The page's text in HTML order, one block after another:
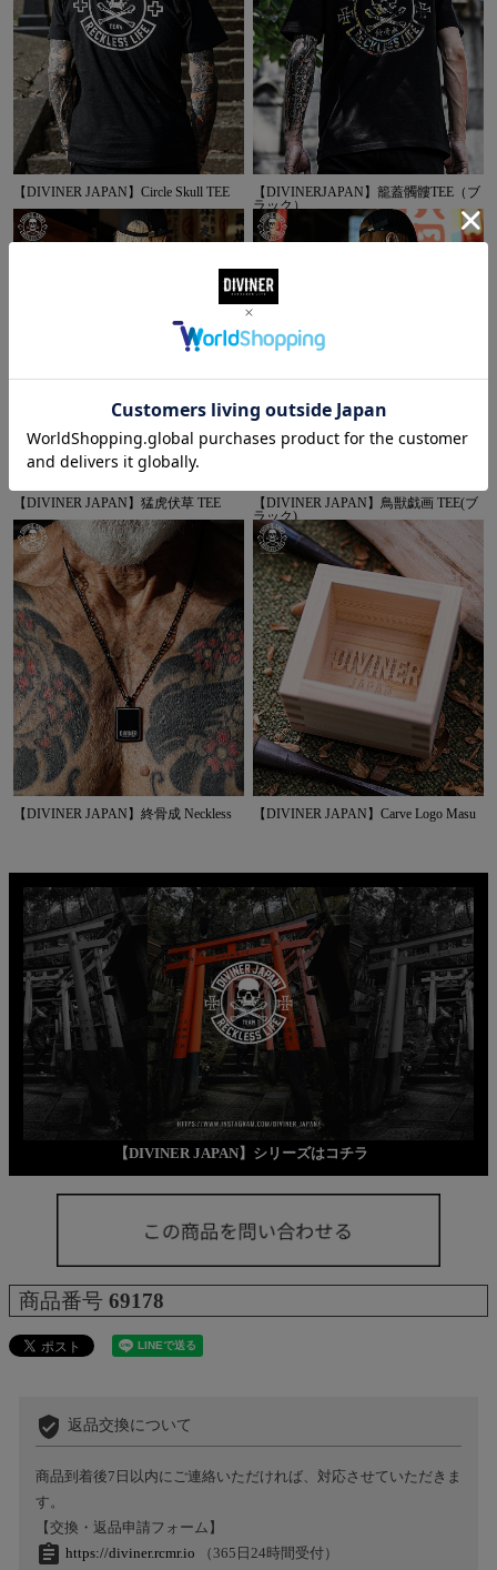
【DIVINER JAPAN】Circle Skull TEE
【DIVINERJAPAN】籠蓋髑髏TEE（ブ
ラック）
【DIVINER JAPAN】猛虎伏草 TEE
【DIVINER JAPAN】鳥獣戯画 TEE(ブ
ラック)
【DIVINER JAPAN】終骨成 Neckless 【DIVINER JAPAN】Carve Logo Masu
【DIVINER JAPAN】シリーズはコチラ
商品番号 69178
verified_user 返品交換について
商品到着後7日以内にご連絡いただければ、対応させていただきま
す。
【交換・返品申請フォーム】
assignment https://diviner.rcmr.io （365日24時間受付）